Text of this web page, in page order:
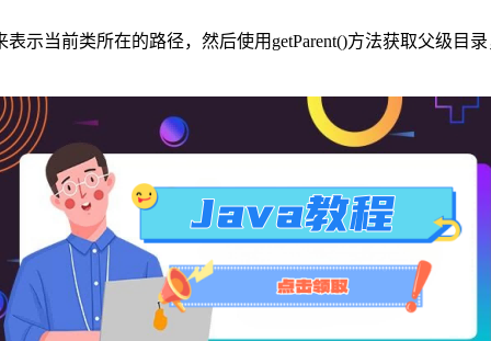
当前类所在的路径，然后使用getParent()方法获取父级目